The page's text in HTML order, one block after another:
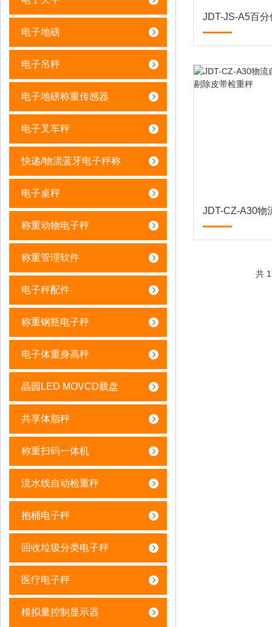
电子地磅
电子吊秤
电子地磅称重传感器
电子叉车秤
快递/物流蓝牙电子秤称
电子桌秤
称重动物电子秤
称重管理软件
电子秤配件
称重钢瓶电子秤
电子体重身高秤
晶园LED MOVCD载盘
共享体脂秤
称重扫码一体机
流水线自动检重秤
抱桶电子秤
回收垃圾分类电子秤
医疗电子秤
模拟量控制显示器
共